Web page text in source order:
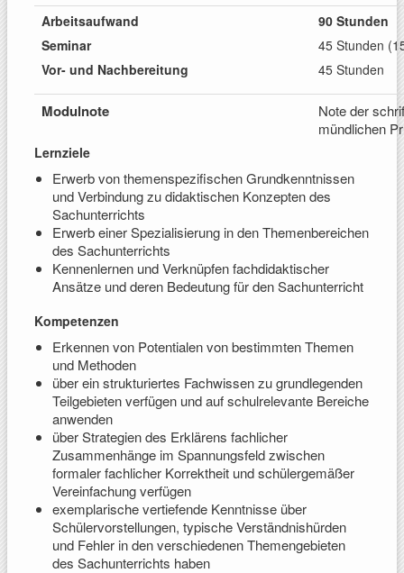
Arbeitsaufwand
Seminar
Vor- und Nachbereitung
90 Stunden
45 Stunden
45 Stunden
Modulnote
Note der
mündlichen
Lernziele
Erwerb von themenspezifischen Grundkenntnissen
und Verbindung zu didaktischen Konzepten des
Sachunterrichts
Erwerb einer Spezialisierung in den Themenbereichen
des Sachunterrichts
Kennenlernen und Verknüpfen fachdidaktischer
Ansätze und deren Bedeutung für den Sachunterricht
Kompetenzen
Erkennen von Potentialen von bestimmten Themen
und Methoden
über ein strukturiertes Fachwissen zu grundlegenden
Teilgebieten verfügen und auf schulrelevante Bereiche
anwenden
über Strategien des Erklärens fachlicher
Zusammenhänge im Spannungsfeld zwischen
formaler fachlicher Korrektheit und schülergemäßer
Vereinfachung verfügen
exemplarische vertiefende Kenntnisse über
Schülervorstellungen, typische Verständnishürden
und Fehler in den verschiedenen Themengebieten
des Sachunterrichts haben